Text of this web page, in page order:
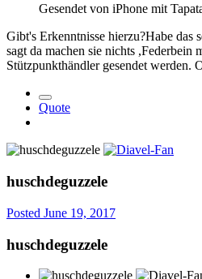
Gesendet von iPhone mit
Gibt's Erkenntnisse hierzu?Habe das
sagt da machen sie nichts ,Federbein
Stützpunkthändler gesendet werden.
Quote
huschdeguzzele
Posted June 19, 2017
huschdeguzzele